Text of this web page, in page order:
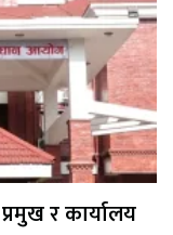
र कार्यालय